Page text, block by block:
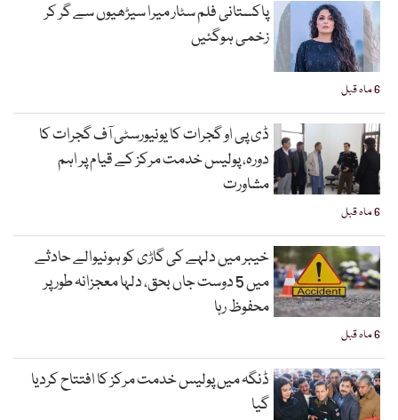
6 ماہ قبل
پاکستانی فلم سٹار میرا سیڑھیوں سے گر کر
زخمی ہوگئیں
6 ماہ قبل
ڈی پی او گجرات کا یونیورسٹی آف گجرات کا
دورہ، پولیس خدمت مرکز کے قیام پر اہم
مشاورت
6 ماہ قبل
خیبر میں دلہے کی گاڑی کو ہونیوالے حادثے
میں 5 دوست جاں بحق، دلہا معجزانہ طور پر
محفوظ رہا
ڈنگہ میں پولیس خدمت مرکز کا افتتاح کردیا
گیا